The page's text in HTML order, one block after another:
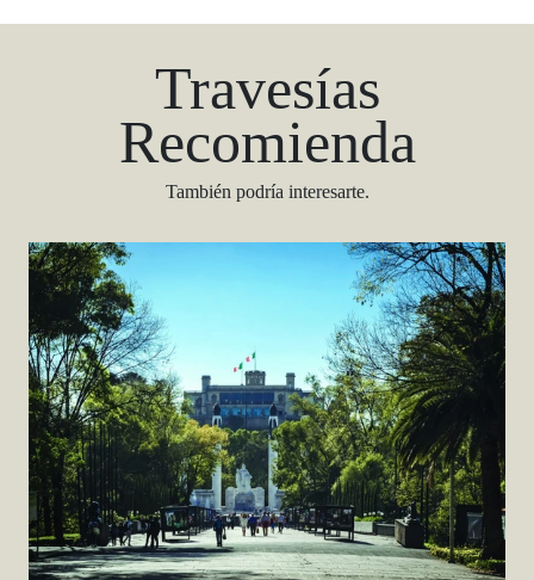
Travesías
Recomienda
También podría interesarte.